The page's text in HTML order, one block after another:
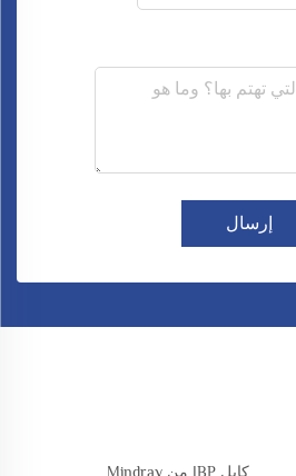
إرسال
كابل IBP من Mindray